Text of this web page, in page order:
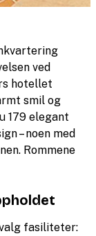
ved
hotellet
smil og
179 elegant
– noen med
Rommene
fasiliteter: